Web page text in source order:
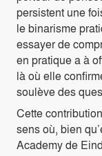
persistent une
le binarisme
essayer de
en pratique a à
là où elle
soulève des
Cette
sens où, bien
Academy de